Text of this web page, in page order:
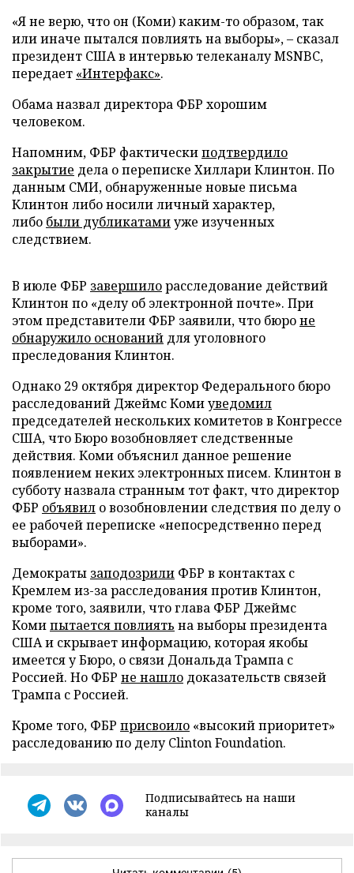
«Я не верю, что он (Коми) каким-то образом, так
или иначе пытался повлиять на выборы», – сказал
президент США в интервью телеканалу MSNBC,
передает «Интерфакс».
Обама назвал директора ФБР хорошим
человеком.
Напомним, ФБР фактическиподтвердило
закрытие дела о переписке Хиллари Клинтон. По
данным СМИ, обнаруженные новые письма
Клинтон либо носили личный характер,
либо были дубликатамиуже изученных
следствием.
В июле ФБР завершилорасследование действий
Клинтон по «делу об электронной почте». При
этом представители ФБР заявили, что бюроне
обнаружило оснований для уголовного
преследования Клинтон.
Однако 29 октября директор Федерального бюро
расследований Джеймс Комиуведомил
председателей нескольких комитетов в Конгрессе
США, что Бюро возобновляет следственные
действия. Коми объяснил данное решение
появлением неких электронных писем. Клинтон в
субботу назвала странным тот факт, что директор
ФБР объявил о возобновлении следствия по делу о
ее рабочей переписке «непосредственно перед
выборами».
Демократы заподозрили ФБР в контактах с
Кремлем из-за расследования против Клинтон,
кроме того, заявили, что глава ФБР Джеймс
Комипытается повлиять на выборы президента
США и скрывает информацию, которая якобы
имеется у Бюро, о связи Дональда Трампа с
Россией. Но ФБР не нашло доказательств связей
Трампа с Россией.
Кроме того, ФБР присвоило «высокий приоритет»
расследованию по делу Clinton Foundation.
Подписывайтесь на наши
каналы